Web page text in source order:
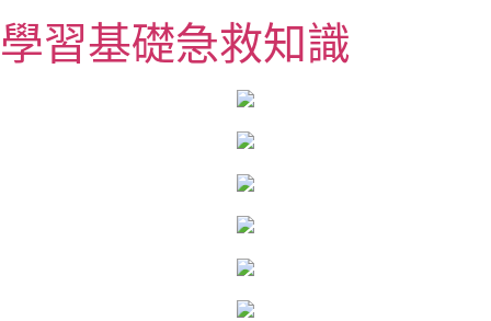
至
主
學習基礎急救知識